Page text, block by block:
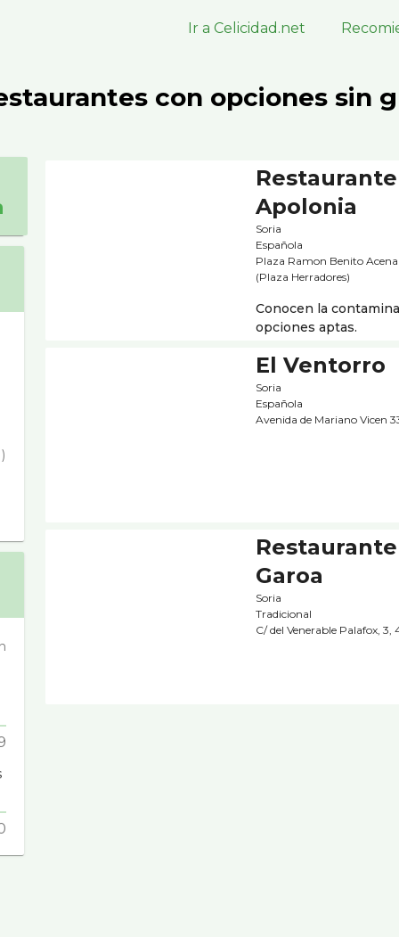
Ir a Celicidad.net
con opciones sin
Restaurante
Apolonia
Soria
Española
Plaza Ramon Benito
(Plaza Herradores)
Conocen la
opciones aptas.
El Ventorro
Soria
Española
Avenida de Mariano Vicen
Restaurante
Garoa
Soria
Tradicional
C/ del Venerable Palafox, 3,